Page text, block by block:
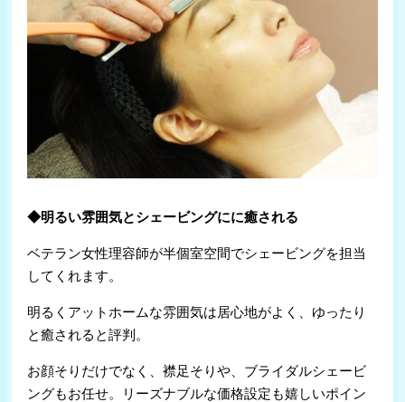
◆明るい雰囲気とシェービングにに癒される
ベテラン女性理容師が半個室空間でシェービングを担当
してくれます。
明るくアットホームな雰囲気は居心地がよく、ゆったり
と癒されると評判。
お顔そりだけでなく、襟足そりや、ブライダルシェービ
ングもお任せ。リーズナブルな価格設定も嬉しいポイン